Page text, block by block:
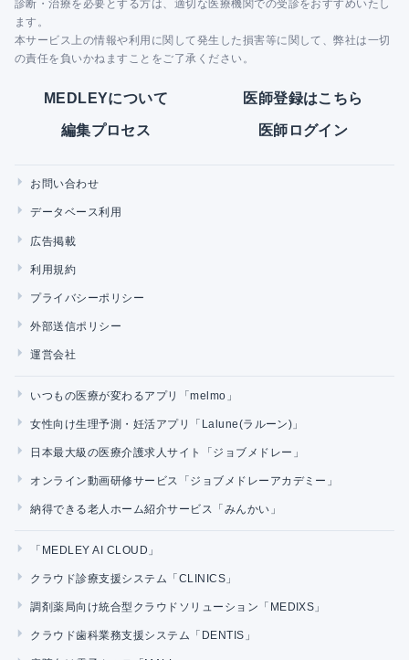
診断・治療を必要とする方は、適切な医療機関での受診をおすすめいたし
ます。
本サービス上の情報や利用に関して発生した損害等に関して、弊社は一切
の責任を負いかねますことをご了承ください。
MEDLEYについて 医師登録はこちら
編集プロセス 医師ログイン
お問い合わせ
データベース利用
広告掲載
利用規約
プライバシーポリシー
外部送信ポリシー
運営会社
いつもの医療が変わるアプリ「melmo」
女性向け生理予測・妊活アプリ「Lalune(ラルーン)」
日本最大級の医療介護求人サイト「ジョブメドレー」
オンライン動画研修サービス「ジョブメドレーアカデミー」
納得できる老人ホーム紹介サービス「みんかい」
「MEDLEY AI CLOUD」
クラウド診療支援システム「CLINICS」
調剤薬局向け統合型クラウドソリューション「MEDIXS」
クラウド歯科業務支援システム「DENTIS」